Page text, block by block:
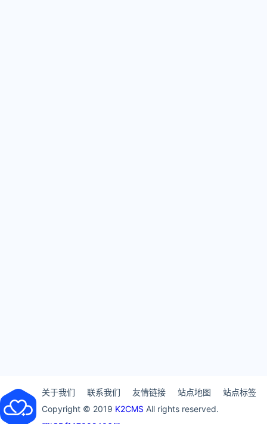
关于我们 联系我们 友情链接 站点地图
站点标签
Copyright © 2019 K2CMS All rights reserved.